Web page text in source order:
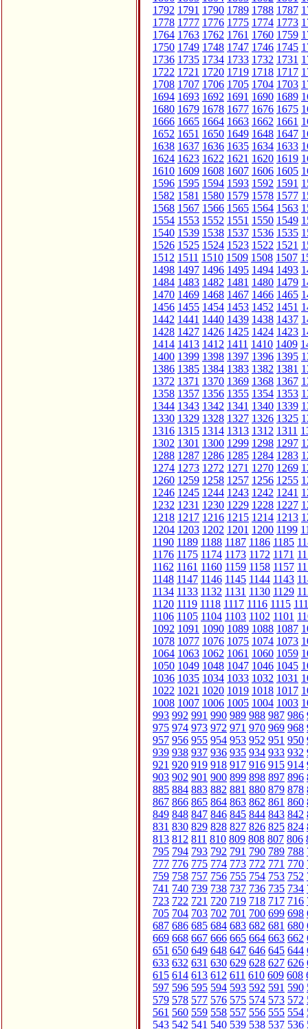
1792 1791 1790 1789 1788 1787
1778 1777 1776 1775 1774 1773
1764 1763 1762 1761 1760 1759
1750 1749 1748 1747 1746 1745
1736 1735 1734 1733 1732 1731
1722 1721 1720 1719 1718 1717
1708 1707 1706 1705 1704 1703
1694 1693 1692 1691 1690 1689
1680 1679 1678 1677 1676 1675
1666 1665 1664 1663 1662 1661
1652 1651 1650 1649 1648 1647
1638 1637 1636 1635 1634 1633
1624 1623 1622 1621 1620 1619
1610 1609 1608 1607 1606 1605
1596 1595 1594 1593 1592 1591
1582 1581 1580 1579 1578 1577
1568 1567 1566 1565 1564 1563
1554 1553 1552 1551 1550 1549
1540 1539 1538 1537 1536 1535
1526 1525 1524 1523 1522 1521
1512 1511 1510 1509 1508 1507
1498 1497 1496 1495 1494 1493
1484 1483 1482 1481 1480 1479
1470 1469 1468 1467 1466 1465
1456 1455 1454 1453 1452 1451
1442 1441 1440 1439 1438 1437
1428 1427 1426 1425 1424 1423
1414 1413 1412 1411 1410 1409
1400 1399 1398 1397 1396 1395
1386 1385 1384 1383 1382 1381
1372 1371 1370 1369 1368 1367
1358 1357 1356 1355 1354 1353
1344 1343 1342 1341 1340 1339
1330 1329 1328 1327 1326 1325
1316 1315 1314 1313 1312 1311
1302 1301 1300 1299 1298 1297
1288 1287 1286 1285 1284 1283
1274 1273 1272 1271 1270 1269
1260 1259 1258 1257 1256 1255
1246 1245 1244 1243 1242 1241
1232 1231 1230 1229 1228 1227
1218 1217 1216 1215 1214 1213
1204 1203 1202 1201 1200 1199
1190 1189 1188 1187 1186 1185
1176 1175 1174 1173 1172 1171
1162 1161 1160 1159 1158 1157
1148 1147 1146 1145 1144 1143
1134 1133 1132 1131 1130 1129
1120 1119 1118 1117 1116 1115
1106 1105 1104 1103 1102 1101
1092 1091 1090 1089 1088 1087
1078 1077 1076 1075 1074 1073
1064 1063 1062 1061 1060 1059
1050 1049 1048 1047 1046 1045
1036 1035 1034 1033 1032 1031
1022 1021 1020 1019 1018 1017
1008 1007 1006 1005 1004 1003
993 992 991 990 989 988 987 986
975 974 973 972 971 970 969 968
957 956 955 954 953 952 951 950
939 938 937 936 935 934 933 932
921 920 919 918 917 916 915 914
903 902 901 900 899 898 897 896
885 884 883 882 881 880 879 878
867 866 865 864 863 862 861 860
849 848 847 846 845 844 843 842
831 830 829 828 827 826 825 824
813 812 811 810 809 808 807 806
795 794 793 792 791 790 789 788
777 776 775 774 773 772 771 770
759 758 757 756 755 754 753 752
741 740 739 738 737 736 735 734
723 722 721 720 719 718 717 716
705 704 703 702 701 700 699 698
687 686 685 684 683 682 681 680
669 668 667 666 665 664 663 662
651 650 649 648 647 646 645 644
633 632 631 630 629 628 627 626
615 614 613 612 611 610 609 608
597 596 595 594 593 592 591 590
579 578 577 576 575 574 573 572
561 560 559 558 557 556 555 554
543 542 541 540 539 538 537 536